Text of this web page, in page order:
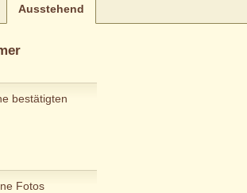
Ausstehend
bestätigten
Fotos